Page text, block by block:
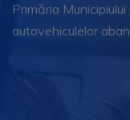
Primăria
autovehiculelor